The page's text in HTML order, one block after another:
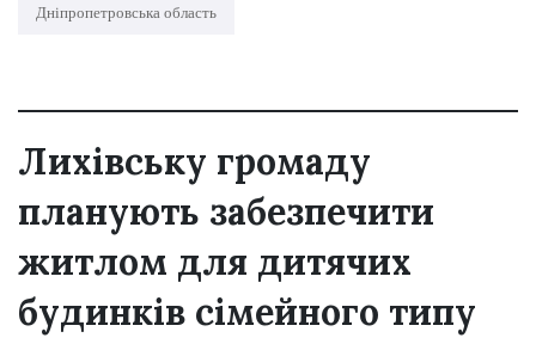
Дніпропетровська область
Лихівську громаду
планують забезпечити
житлом для дитячих
будинків сімейного типу